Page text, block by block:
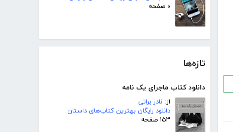
۰ صفحه
تازه‌ها
دانلود کتاب ماجرای یک نامه
از: نادر براتی
دانلود رایگان بهترین کتاب‌های داستان
۱۵۳ صفحه